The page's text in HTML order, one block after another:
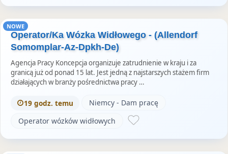
NOWE
Operator/Ka Wózka Widłowego - (Allendorf
Somomplar-Az-Dpkh-De)
Agencja Pracy Koncepcja organizuje zatrudnienie w kraju i za
granicą już od ponad 15 lat. Jest jedną z najstarszych stażem firm
działających w branży pośrednictwa pracy …
19 godz. temu
Niemcy - Dam pracę
Operator wózków widłowych